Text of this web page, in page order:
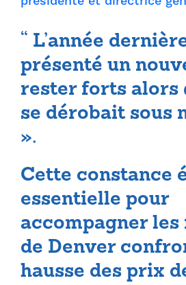
“ L’année
présenté un
rester forts alors
se dérobait sous
».
Cette constance
essentielle pour
accompagner
de Denver
hausse des prix